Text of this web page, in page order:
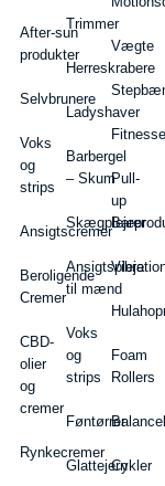
After-sun
produkter
Selvbrunere
Voks
og
strips
Ansigtscremer
Beroligende
Cremer
CBD-
olier
og
cremer
Rynkecremer
Trimmer
Herreskrabere
Ladyshaver
Barbergel
– Skum
Ansigtspleje
til mænd
Voks
og
strips
Føntørrer
Glattejern
Vægte
Pull-
up
Barer
Foam
Rollers
Cykler